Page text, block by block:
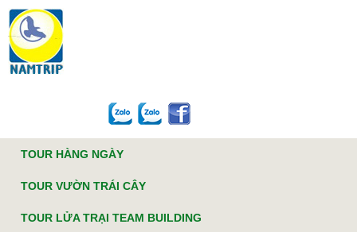
TOUR HÀNG NGÀY
TOUR VƯỜN TRÁI CÂY
TOUR LỬA TRẠI TEAM BUILDING